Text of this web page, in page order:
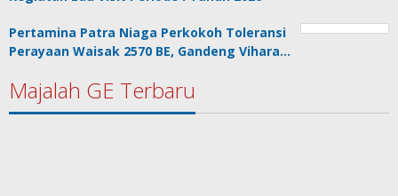
Pertamina Patra Niaga Perkokoh Toleransi
Perayaan Waisak 2570 BE, Gandeng Vihara…
Majalah GE Terbaru